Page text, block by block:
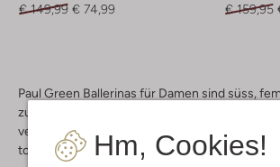
Hm, Cookies!
€ 149,99 € 74,99
€ 159,95
Paul Green Ballerinas für Damen sind süss,
zugleich. Der Style ist immer wieder
verlässlich. Das Label begeistert seine
tollen Vielfalt an Farbe, Material und Design.